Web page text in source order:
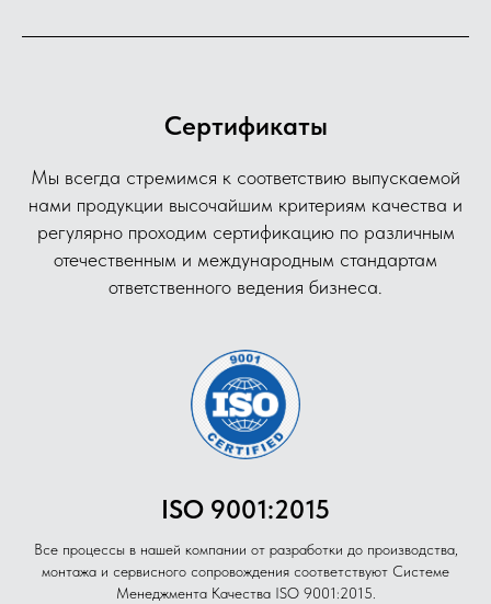
Сертификаты
Мы всегда стремимся к соответствию выпускаемой
нами продукции высочайшим критериям качества и
регулярно проходим сертификацию по различным
отечественным и международным стандартам
ответственного ведения бизнеса.
ISO 9001:2015
Все процессы в нашей компании от разработки до производства,
монтажа и сервисного сопровождения соответствуют Системе
Менеджмента Качества ISO 9001:2015.